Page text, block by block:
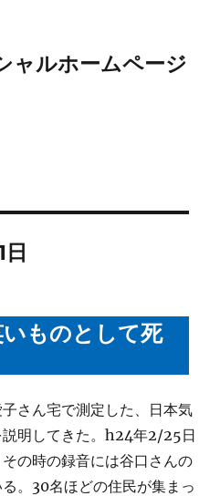
ャルホームページ
ものとして死
さん宅で測定した、日本気
明してきた。h24年2/25日
の時の録音には谷口さんの
。30名ほどの住民が集まっ